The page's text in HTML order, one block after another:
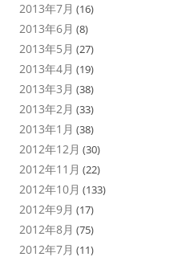
2013年7月 (16)
2013年6月 (8)
2013年5月 (27)
2013年4月 (19)
2013年3月 (38)
2013年2月 (33)
2013年1月 (38)
2012年12月 (30)
2012年11月 (22)
2012年10月 (133)
2012年9月 (17)
2012年8月 (75)
2012年7月 (11)